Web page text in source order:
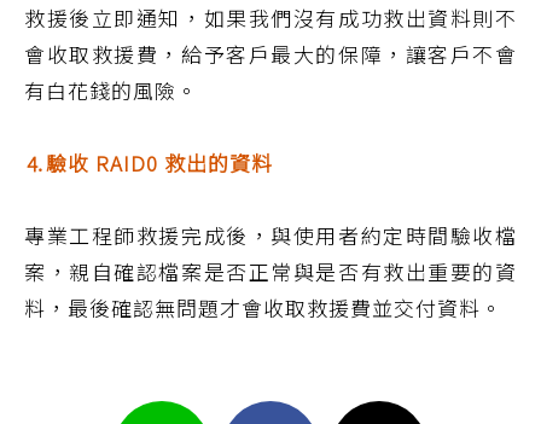
救援後立即通知，如果我們沒有成功救出資料則不
會收取救援費，給予客戶最大的保障，讓客戶不會
有白花錢的風險。
⒋驗收 RAID0 救出的資料
專業工程師救援完成後，與使用者約定時間驗收檔
案，親自確認檔案是否正常與是否有救出重要的資
料，最後確認無問題才會收取救援費並交付資料。